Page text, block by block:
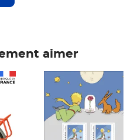
aimer
Prix 7,50€